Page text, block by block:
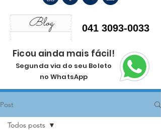
Blog 041 3093-0033
Ficou ainda mais fácil!
Segunda via do seu Boleto
no WhatsApp
Post
Todos posts